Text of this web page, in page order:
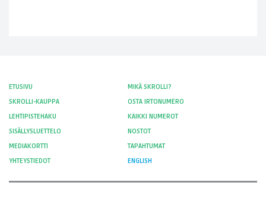
ETUSIVU
MIKÄ SKROLLI?
SKROLLI-KAUPPA
OSTA IRTONUMERO
LEHTIPISTEHAKU
KAIKKI NUMEROT
SISÄLLYSLUETTELO
NOSTOT
MEDIAKORTTI
TAPAHTUMAT
YHTEYSTIEDOT
ENGLISH